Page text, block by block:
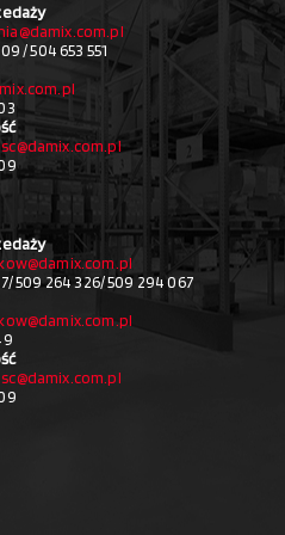
/ 504 653 551
509 264 326/ 509 294 067